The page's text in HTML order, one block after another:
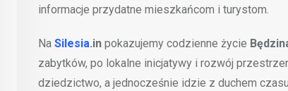
informacje przydatne mieszkańcom i turystom.
Na Silesia.in pokazujemy codzienne życie
zabytków, po lokalne inicjatywy i rozwój
dziedzictwo, a jednocześnie idzie z duchem